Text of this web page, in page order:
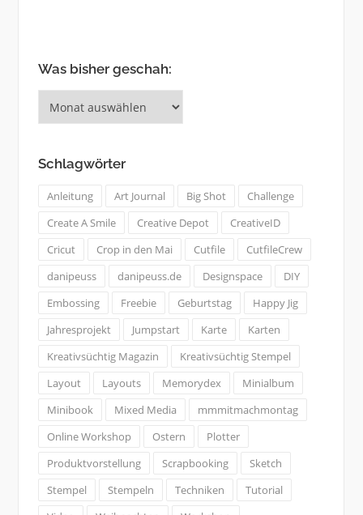
Was bisher geschah:
bisher
Schlagwörter
Anleitung Art Journal Big Shot
Challenge
Create A Smile
Creative Depot
CreativeID
Cricut
Crop in den Mai Cutfile
CutfileCrew
danipeuss
danipeuss.de Designspace
DIY
Embossing
Freebie Geburtstag
Happy Jig
Jahresprojekt
Jumpstart Karte
Karten
Kreativsüchtig Magazin
Kreativsüchtig Stempel
Layout
Layouts Memorydex
Minialbum
Minibook
Mixed Media
mmmitmachmontag
Online Workshop
Ostern
Plotter
Produktvorstellung
Scrapbooking
Sketch
Stempel
Stempeln Techniken
Tutorial